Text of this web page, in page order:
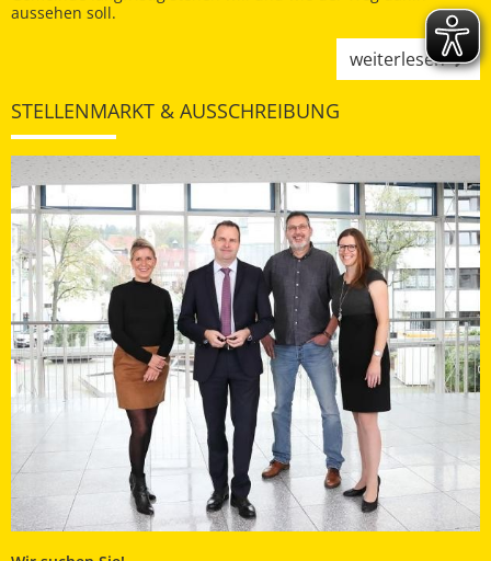
aussehen soll.
weiterlesen
STELLENMARKT & AUSSCHREIBUNG